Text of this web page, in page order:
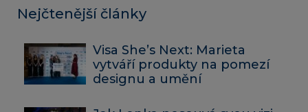
Nejčtenější články
Visa She’s Next: Marieta
vytváří produkty na pomezí
designu a umění